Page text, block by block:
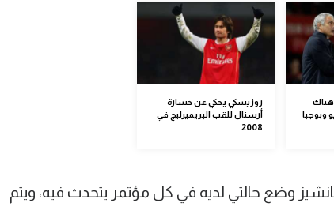
هناك
وبوجبا
روزيسكي يحكي عن خسارة
أرسنال للقب البريميرليج في
2008
سانشيز وضع حالتي لديه في كل مؤتمر يتحدث فيه، ويتم